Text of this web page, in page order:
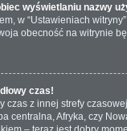
wyświetlaniu nazwy
w “Ustawieniach
obecność na witrynie
czas!
czas z innej strefy
centralna, Afryka, czy